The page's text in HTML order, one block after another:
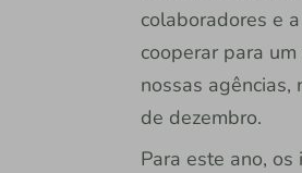
colaboradores e
cooperar para
nossas
de dezembro.
Para este ano,